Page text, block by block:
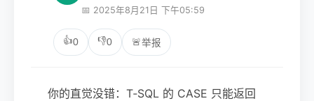
📅 2025年8月21日 下午05:59
👍0 👎0 🚨举报
你的直觉没错：T‑SQL 的 CASE 只能返回